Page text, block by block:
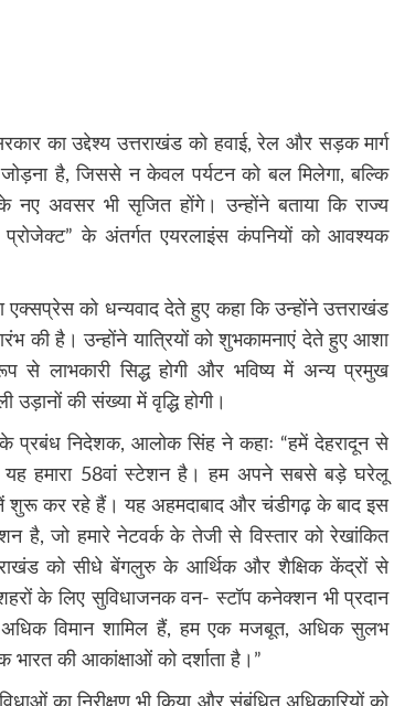
का उद्देश्य उत्तराखंड को हवाई, रेल और सड़क मार्ग
है, जिससे न केवल पर्यटन को बल मिलेगा, बल्कि
नए अवसर भी सृजित होंगे। उन्होंने बताया कि राज्य
प्रोजेक्ट” के अंतर्गत एयरलाइंस कंपनियों को आवश्यक
को धन्यवाद देते हुए कहा कि उन्होंने उत्तराखंड
की है। उन्होंने यात्रियों को शुभकामनाएं देते हुए आशा
से लाभकारी सिद्ध होगी और भविष्य में अन्य प्रमुख
उड़ानों की संख्या में वृद्धि होगी।
प्रबंध निदेशक, आलोक सिंह ने कहाः “हमें देहरादून से
यह हमारा 58वां स्टेशन है। हम अपने सबसे बड़े घरेलू
शुरू कर रहे हैं। यह अहमदाबाद और चंडीगढ़ के बाद इस
है, जो हमारे नेटवर्क के तेजी से विस्तार को रेखांकित
को सीधे बेंगलुरु के आर्थिक और शैक्षिक केंद्रों से
के लिए सुविधाजनक वन- स्टॉप कनेक्शन भी प्रदान
विमान शामिल हैं, हम एक मजबूत, अधिक सुलभ
भारत की आकांक्षाओं को दर्शाता है।”